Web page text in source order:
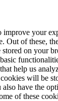
improve your
Out of these,
stored on your
help us
will be
have the
of these